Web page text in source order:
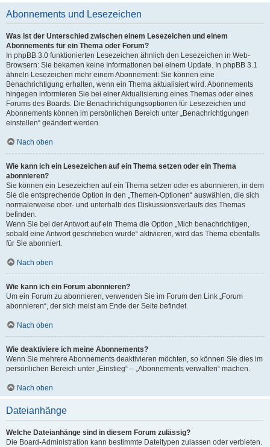
Abonnements und Lesezeichen
Was ist der Unterschied zwischen einem Lesezeichen und einem
Abonnements für ein Thema oder Forum?
In phpBB 3.0 funktionierten Lesezeichen ähnlich den Lesezeichen in Web-
Browsern: Sie bekamen keine Informationen bei einem Update. In phpBB 3.1
ähneln Lesezeichen mehr einem Abonnement: Sie können eine
Benachrichtigung erhalten, wenn ein Thema aktualisiert wird. Abonnements
hingegen informieren Sie bei einer Aktualisierung eines Themas oder eines
Forums des Boards. Die Benachrichtigungsoptionen für Lesezeichen und
Abonnements können im persönlichen Bereich unter „Benachrichtigungen
einstellen“ geändert werden.
Nach oben
Wie kann ich ein Lesezeichen auf ein Thema setzen oder ein Thema
abonnieren?
Sie können ein Lesezeichen auf ein Thema setzen oder es abonnieren, in dem
Sie die entsprechende Option in den „Themen-Optionen“ auswählen, die sich
normalerweise ober- und unterhalb des Diskussionsverlaufs des Themas
befinden.
Wenn Sie bei der Antwort auf ein Thema die Option „Mich benachrichtigen,
sobald eine Antwort geschrieben wurde“ aktivieren, wird das Thema ebenfalls
für Sie abonniert.
Nach oben
Wie kann ich ein Forum abonnieren?
Um ein Forum zu abonnieren, verwenden Sie im Forum den Link „Forum
abonnieren“, der sich meist am Ende der Seite befindet.
Nach oben
Wie deaktiviere ich meine Abonnements?
Wenn Sie mehrere Abonnements deaktivieren möchten, so können Sie dies im
persönlichen Bereich unter „Einstieg“ – „Abonnements verwalten“ machen.
Nach oben
Dateianhänge
Welche Dateianhänge sind in diesem Forum zulässig?
Die Board-Administration kann bestimmte Dateitypen zulassen oder verbieten.